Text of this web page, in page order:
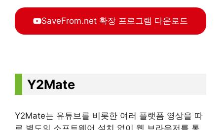
SaveFrom.net 확장 프로그램 다운로드
Y2Mate
Y2Mate는 유튜브를 비롯한 여러 플랫폼 영상을 따
로 별도의 소프트웨어 설치 없이 웹 브라우저를 통